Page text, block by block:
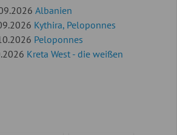
Albanien
Kythira, Peloponnes
Peloponnes
Kreta West - die weißen